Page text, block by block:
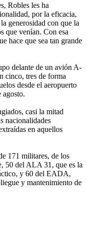
Robles les ha
por la eficacia,
generosidad con que la
que venían. Con esa
hace que sea tan grande
delante de un avión A-
cinco, tres de forma
desde el aeropuerto
casi la mitad
nacionalidades
en aquellos
171 militares, de los
50 del ALA 31, que es la
y 60 del EADA,
y mantenimiento de